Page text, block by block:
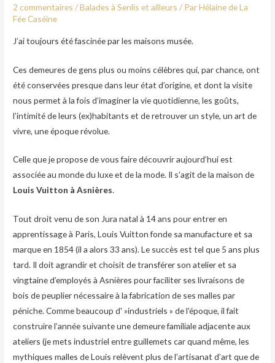
2 commentaires /Balades à Senlis et ailleurs / ParHélaine de La
Fée Caséine
J’ai toujours été fascinée par les maisons musée.
Ces demeures de gens plus ou moins célèbres qui, par chance, ont
été conservées presque dans leur état d’origine, et dont la visite
nous permet à la fois d’imaginer la vie quotidienne, les goûts,
l’intimité de leurs (ex)habitants et de retrouver un style, un art de
vivre, une époque révolue.
Celle que je propose de vous faire découvrir aujourd’hui est
associée au monde du luxe et de la mode. Il s’agit de la maison de
Louis Vuitton à Asnières.
Tout droit venu de son Jura natal à 14 ans pour entrer en
apprentissage à Paris, Louis Vuitton fonde sa manufacture et sa
marque en 1854 (il a alors 33 ans). Le succès est tel que 5 ans plus
tard. Il doit agrandir et choisit de transférer son atelier et sa
vingtaine d’employés à Asnières pour faciliter ses livraisons de
bois de peuplier nécessaire à la fabrication de ses malles par
péniche. Comme beaucoup d' »industriels » de l’époque, il fait
construire l’année suivante une demeure familiale adjacente aux
ateliers (je mets industriel entre guillemets car quand même, les
mythiques malles de Louis relèvent plus de l’artisanat d’art que de